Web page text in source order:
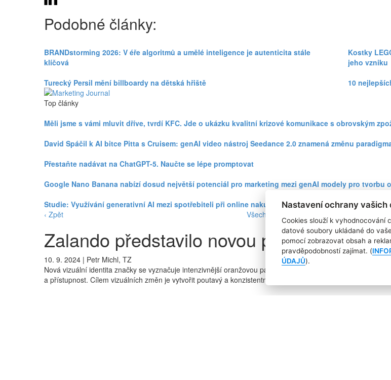
Podobné články:
BRANDstorming 2026: V éře algoritmů a umělé inteligence je autenticita stále
klíčová
Kostky
jeho vzniku
Turecký Persil mění billboardy na dětská hřiště
10
Top články
Měli jsme s vámi mluvit dříve, tvrdí KFC. Jde o ukázku kvalitní krizové komunikace s obrovským
David Spáčil k AI bitce Pitta s Cruisem: genAI video nástroj Seedance 2.0 znamená změnu
Přestaňte nadávat na ChatGPT-5. Naučte se lépe promptovat
Google Nano Banana nabízí dosud největší potenciál pro marketing mezi genAI modely pro tvorbu
Studie: Využívání generativní AI mezi spotřebiteli při online nakupování prudce roste
‹ Zpět
Všechny články
Zalando představilo novou pozici značky.
10. 9. 2024 | Petr Michl, TZ
Nová vizuální identita značky se vyznačuje intenzivnější oranžovou paletou barev, moderním logotypem a
a přístupnost. Cílem vizuálních změn je vytvořit poutavý a konzistentní zážitek pro zákazníky napříč všemi
Nastavení ochrany vašich
Cookies slouží k vyhodnocování
datové soubory ukládané do
pomocí zobrazovat obsah a
pravděpodobností zajímat. (
ÚDAJŮ).